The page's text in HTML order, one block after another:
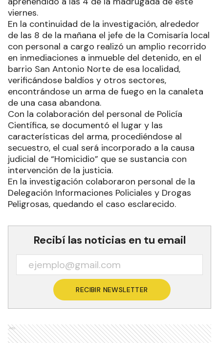
viernes.
En la continuidad de la investigación, alrededor
de las 8 de la mañana el jefe de la Comisaría local
con personal a cargo realizó un amplio recorrido
en inmediaciones a inmueble del detenido, en el
barrio San Antonio Norte de esa localidad,
verificándose baldíos y otros sectores,
encontrándose un arma de fuego en la canaleta
de una casa abandona.
Con la colaboración del personal de Policía
Científica, se documentó el lugar y las
características del arma, procediéndose al
secuestro, el cual será incorporado a la causa
judicial de “Homicidio” que se sustancia con
intervención de la justicia.
En la investigación colaboraron personal de la
Delegación Informaciones Policiales y Drogas
Peligrosas, quedando el caso esclarecido.
Recibí las noticias en tu email
RECIBIR NEWSLETTER
Ads